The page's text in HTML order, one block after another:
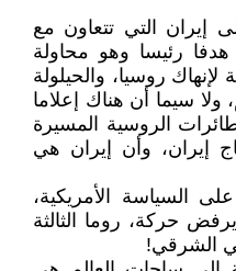
إيران التي تتعاون مع
رئيسا وهو محاولة
لإنهاك روسيا، والحيلولة
سيما أن هناك إعلاما
الروسية المسيرة
إيران، وأن إيران هي
السياسة الأمريكية،
يرفض حركة، روما الثالثة
الشرقي!